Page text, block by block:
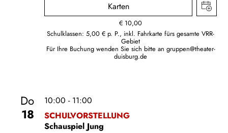
Karten
€ 10,00
Schulklassen: 5,00 € p. P., inkl. Fahrkarte fürs gesamte VRR-
Gebiet
Für Ihre Buchung wenden Sie sich bitte an gruppen@theater-
duisburg.de
Do
18
10:00 - 11:00
SCHULVORSTELLUNG
Schauspiel Jung